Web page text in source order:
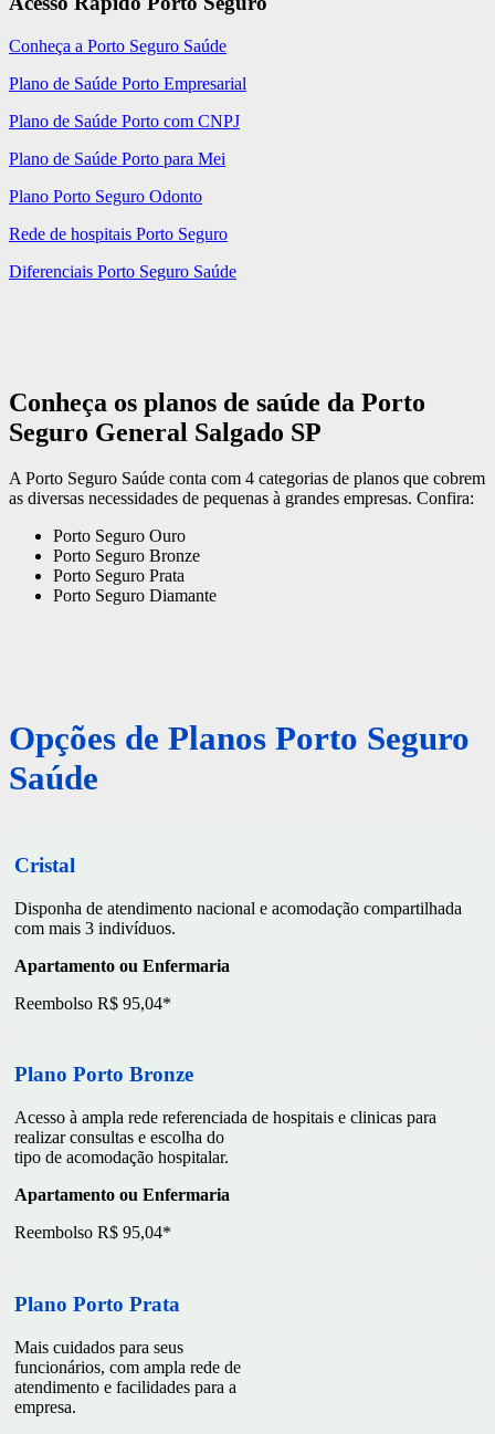
Conheça a Porto Seguro Saúde
Plano de Saúde Porto Empresarial
Plano de Saúde Porto com CNPJ
Plano de Saúde Porto para Mei
Plano Porto Seguro Odonto
Rede de hospitais Porto Seguro
Diferenciais Porto Seguro Saúde
Conheça os planos de saúde da Porto
Seguro General Salgado SP
A Porto Seguro Saúde conta com 4 categorias de planos que cobrem
as diversas necessidades de pequenas à grandes empresas. Confira:
Porto Seguro Ouro
Porto Seguro Bronze
Porto Seguro Prata
Porto Seguro Diamante
Opções de Planos Porto Seguro
Saúde
Cristal
Disponha de atendimento nacional e acomodação compartilhada
com mais 3 indivíduos.
Apartamento ou Enfermaria
Reembolso R$ 95,04*
Plano Porto Bronze
Acesso à ampla rede referenciada de hospitais e clinicas para
realizar consultas e escolha do
tipo de acomodação hospitalar.
Apartamento ou Enfermaria
Reembolso R$ 95,04*
Plano Porto Prata
Mais cuidados para seus
funcionários, com ampla rede de
atendimento e facilidades para a
empresa.